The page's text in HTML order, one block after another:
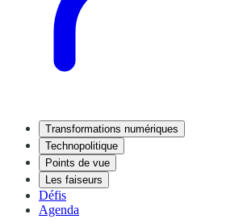
Transformations numériques
Technopolitique
Points de vue
Les faiseurs
Défis
Agenda